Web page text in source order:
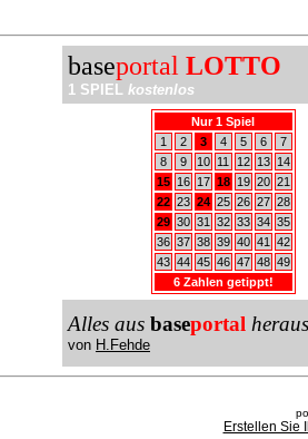
baseportal LOTTO
1 SPIEL kostenlos
Nur 1 Spiel
1
2 3 4 5 6
7
8
9 10 11 12 13
14
15
16 17 18 19 20 21
22 23 24 25 26 27 28
29 30 31 32 33 34 35
36 37 38 39 40 41
42
43 44 45 46 47 48 49
6 Zahlen getippt!
Alles aus baseportal
von H.Fehde
Erstellen Sie